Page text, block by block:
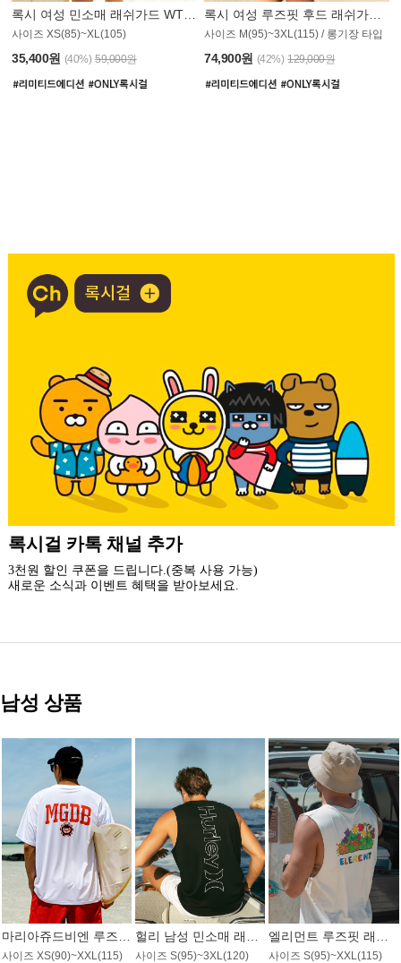
사이즈 XS(85)~XL(105)
35,400원 (40%) 59,000원
사이즈 M(95)~3XL(115) / 롱기장 타입
74,900원 (42%) 129,000원
더 가까운 쇼핑, 록시걸 모바일 앱
빠른쇼핑! 간편결제! 모바일에 딱 맞춘 쇼핑 앱
지금 설치하고 추가 할인 받아 가세요.
남성 상품
사이즈 XS(90)~XXL(115) 사이즈 S(95)~3XL(120) 사이즈 S(95)~XXL(115)